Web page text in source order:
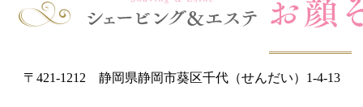
〒421-1212 静岡県静岡市葵区千代（せんだい）1-4-13